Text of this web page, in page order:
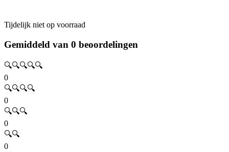
Tijdelijk niet op voorraad
Gemiddeld van 0 beoordelingen
🔍🔍🔍🔍🔍
0
🔍🔍🔍🔍
0
🔍🔍🔍
0
🔍🔍
0